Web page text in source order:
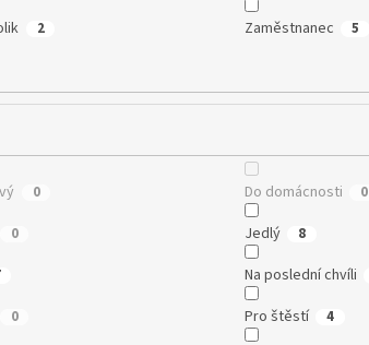
2 Zaměstnanec 5
0 Do domácnosti 0
0 Jedlý 8
Na poslední chvíli
0 Pro štěstí 4